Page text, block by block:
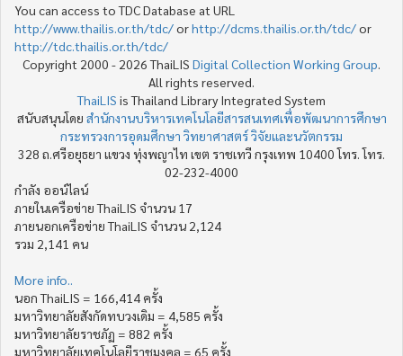
You can access to TDC Database at URL
http://www.thailis.or.th/tdc/orhttp://dcms.thailis.or.th/tdc/or
http://tdc.thailis.or.th/tdc/
Copyright 2000 - 2026 ThaiLIS Digital Collection Working Group
All rights reserved.
ThaiLIS is Thailand Library Integrated System
สนับสนุนโดย สำนักงานบริหารเทคโนโลยีสารสนเทศเพื่อพัฒนาการศึกษา
กระทรวงการอุดมศึกษา วิทยาศาสตร์ วิจัยและนวัตกรรม
328 ถ.ศรีอยุธยา แขวง ทุ่งพญาไท เขต ราชเทวี กรุงเทพ 10400 โทร. โทร.
02-232-4000
กำลัง ออน์ไลน์
ภายในเครือข่าย ThaiLIS จำนวน 17
ภายนอกเครือข่าย ThaiLIS จำนวน 2,124
รวม 2,141 คน
More info..
นอก ThaiLIS = 166,414 ครั้ง
มหาวิทยาลัยสังกัดทบวงเดิม = 4,585 ครั้ง
มหาวิทยาลัยราชภัฏ = 882 ครั้ง
มหาวิทยาลัยเทคโนโลยีราชมงคล = 65 ครั้ง